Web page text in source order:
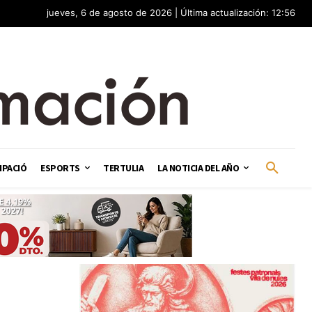
jueves, 6 de agosto de 2026 | Última actualización: 12:56
ESPORTS TERTULIA LA NOTICIA DEL AÑO